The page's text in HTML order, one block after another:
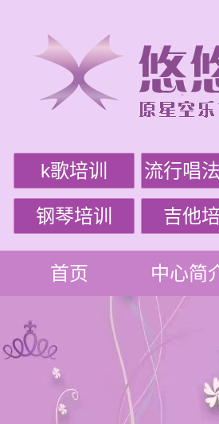
k歌培训 流行唱法
钢琴培训 吉他培
首页 中心简